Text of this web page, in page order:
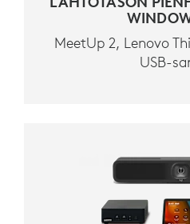
MeetUp 2, Lenovo
USB-